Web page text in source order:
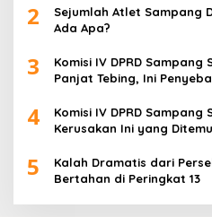
2
Sejumlah Atlet Sampang
Ada Apa?
3
Komisi IV DPRD
Panjat Tebing, Ini
4
Komisi IV DPRD Sampang
Kerusakan Ini yang
5
Kalah Dramatis dari
Bertahan di Peringkat 13